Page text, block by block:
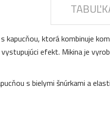
ktorá kombinuje
efekt. Mikina je
s bielymi šnúrkami a